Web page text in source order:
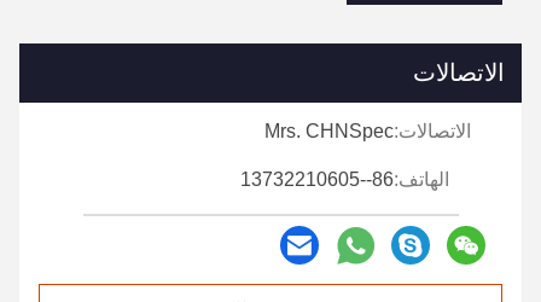
الاتصالات
الاتصالات:Mrs. CHNSpec
الهاتف:86--13732210605